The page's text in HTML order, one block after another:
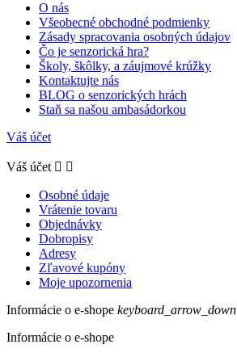
O nás
Všeobecné obchodné podmienky
Zásady spracovania osobných údajov
Čo je senzorická hra?
Školy, škôlky, a záujmové krúžky
Kontaktujte nás
BLOG o senzorických hrách
Staň sa našou ambasádorkou
Váš účet
Váš účet  
Osobné údaje
Vrátenie tovaru
Objednávky
Dobropisy
Adresy
Zľavové kupóny
Moje upozornenia
Informácie o e-shope keyboard_arrow_down
Informácie o e-shope